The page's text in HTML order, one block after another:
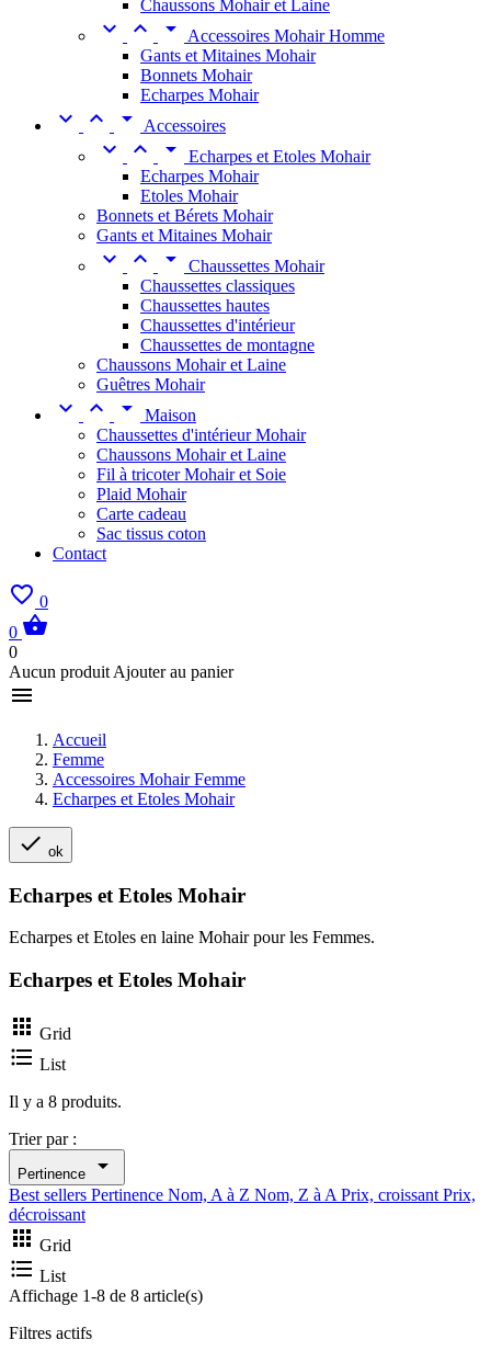
Chaussons Mohair et Laine
  
Accessoires Mohair Homme
Gants et Mitaines Mohair
Bonnets Mohair
Echarpes Mohair
   Accessoires
  
Echarpes et Etoles Mohair
Echarpes Mohair
Etoles Mohair
Bonnets et Bérets Mohair
Gants et Mitaines Mohair
  
Chaussettes Mohair
Chaussettes classiques
Chaussettes hautes
Chaussettes d'intérieur
Chaussettes de montagne
Chaussons Mohair et Laine
Guêtres Mohair
  
Maison
Chaussettes d'intérieur Mohair
Chaussons Mohair et Laine
Fil à tricoter Mohair et Soie
Plaid Mohair
Carte cadeau
Sac tissus coton
Contact
 0
0 
0
Aucun produit Ajouter au panier

Accueil
Femme
Accessoires Mohair Femme
Echarpes et Etoles Mohair
 ok
Echarpes et Etoles Mohair
Echarpes et Etoles en laine Mohair pour les Femmes.
Echarpes et Etoles Mohair
 Grid
 List
Il y a 8 produits.
Trier par :
Pertinence 
Best sellers Pertinence Nom, A à Z Nom, Z à A Prix, croissant Prix,
décroissant
 Grid
 List
Affichage 1-8 de 8 article(s)
Filtres actifs